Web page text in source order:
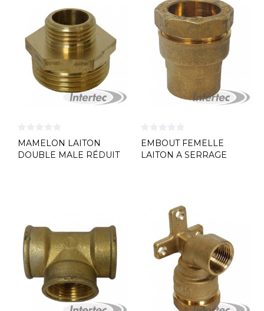
MAMELON LAITON
DOUBLE MALE RÉDUIT
EMBOUT FEMELLE
LAITON A SERRAGE